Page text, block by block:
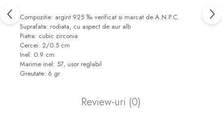
SETURI ARGINT
marime reglabila
marimea 49
marimea 50
marimea 51
Compozitie: argint 925 ‰ verificat si marcat de A.N.P.C.
Suprafata: rodiata, cu aspect de aur alb
Piatra: cubic zirconia
Cercei: 2/0.5 cm
Inel: 0.9 cm
Marime inel: 57, usor reglabil
Greutate: 6 gr
Review-uri (0)